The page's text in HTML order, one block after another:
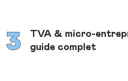
TVA & micro-
guide complet